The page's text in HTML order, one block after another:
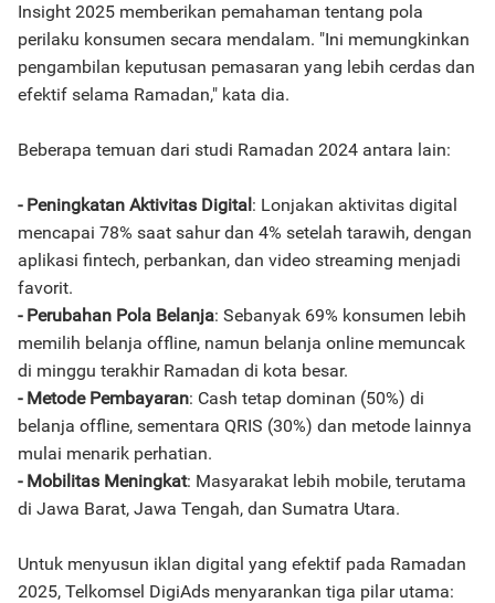
Insight 2025 memberikan pemahaman tentang pola
perilaku konsumen secara mendalam. "Ini memungkinkan
pengambilan keputusan pemasaran yang lebih cerdas dan
efektif selama Ramadan," kata dia.
Beberapa temuan dari studi Ramadan 2024 antara lain:
- Peningkatan Aktivitas Digital: Lonjakan aktivitas digital
mencapai 78% saat sahur dan 4% setelah tarawih, dengan
aplikasi fintech, perbankan, dan video streaming menjadi
favorit.
- Perubahan Pola Belanja: Sebanyak 69% konsumen lebih
memilih belanja offline, namun belanja online memuncak
di minggu terakhir Ramadan di kota besar.
- Metode Pembayaran: Cash tetap dominan (50%) di
belanja offline, sementara QRIS (30%) dan metode lainnya
mulai menarik perhatian.
- Mobilitas Meningkat: Masyarakat lebih mobile, terutama
di Jawa Barat, Jawa Tengah, dan Sumatra Utara.
Untuk menyusun iklan digital yang efektif pada Ramadan
2025, Telkomsel DigiAds menyarankan tiga pilar utama: